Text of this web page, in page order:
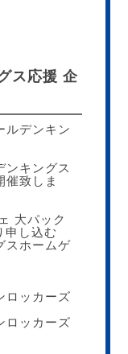
ス応援 企
ルデンキン
ンキングス
催致しま
大パック
申し込む
スホームゲ
ロッカーズ
ロッカーズ